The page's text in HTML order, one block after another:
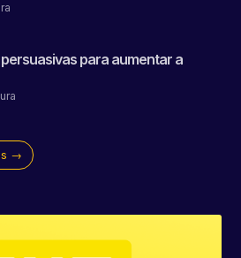
para aumentar a
→